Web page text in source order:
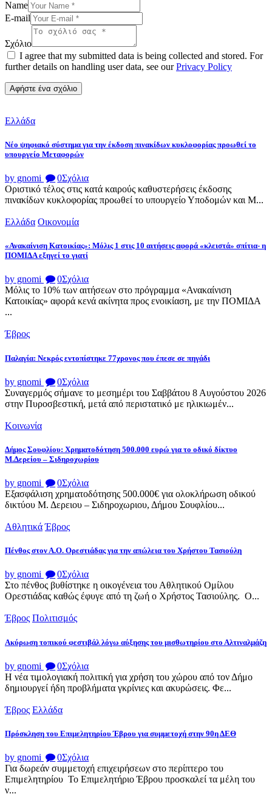
Name
E-mail
Σχόλιο
I agree that my submitted data is being collected and stored. For
further details on handling user data, see ourPrivacy Policy
Ελλάδα
Νέο ψηφιακό σύστημα για την έκδοση πινακίδων κυκλοφορίας προωθεί το
υπουργείο Μεταφορών
by gnomi 0Σχόλια
Οριστικό τέλος στις κατά καιρούς καθυστερήσεις έκδοσης
πινακίδων κυκλοφορίας προωθεί το υπουργείο Υποδομών και Μ...
Ελλάδα Οικονομία
«Ανακαίνιση Κατοικίας»: Μόλις 1 στις 10 αιτήσεις αφορά «κλειστά» σπίτια- η
ΠΟΜΙΔΑ εξηγεί το γιατί
by gnomi 0Σχόλια
Μόλις το 10% των αιτήσεων στο πρόγραμμα «Ανακαίνιση
Κατοικίας» αφορά κενά ακίνητα προς ενοικίαση, με την ΠΟΜΙΔΑ
...
Έβρος
Παλαγία: Νεκρός εντοπίστηκε 77χρονος που έπεσε σε πηγάδι
by gnomi 0Σχόλια
Συναγερμός σήμανε το μεσημέρι του Σαββάτου 8 Αυγούστου 2026
στην Πυροσβεστική, μετά από περιστατικό με ηλικιωμέν...
Κοινωνία
Δήμος Σουφλίου: Χρηματοδότηση 500.000 ευρώ για το οδικό δίκτυο
Μ.Δερείου – Σιδηροχωρίου
by gnomi 0Σχόλια
Εξασφάλιση χρηματοδότησης 500.000€ για ολοκλήρωση οδικού
δικτύου Μ. Δερειου – Σιδηροχωριου, Δήμου Σουφλίου...
Αθλητικά Έβρος
Πένθος στον Α.Ο. Ορεστιάδας για την απώλεια του Χρήστου Τασιούλη
by gnomi 0Σχόλια
Στο πένθος βυθίστηκε η οικογένεια του Αθλητικού Ομίλου
Ορεστιάδας καθώς έφυγε από τη ζωή ο Χρήστος Τασιούλης. Ο...
Έβρος Πολιτισμός
Ακύρωση τοπικού φεστιβάλ λόγω αύξησης του μισθωτηρίου στο Αλτιναλμάζη
by gnomi 0Σχόλια
Η νέα τιμολογιακή πολιτική για χρήση του χώρου από τον Δήμο
δημιουργεί ήδη προβλήματα γκρίνιες και ακυρώσεις. Φε...
Έβρος Ελλάδα
Πρόσκληση του Επιμελητηρίου Έβρου για συμμετοχή στην 90η ΔΕΘ
by gnomi 0Σχόλια
Για δωρεάν συμμετοχή επιχειρήσεων στο περίπτερο του
Επιμελητηρίου Το Επιμελητήριο Έβρου προσκαλεί τα μέλη του
ν...